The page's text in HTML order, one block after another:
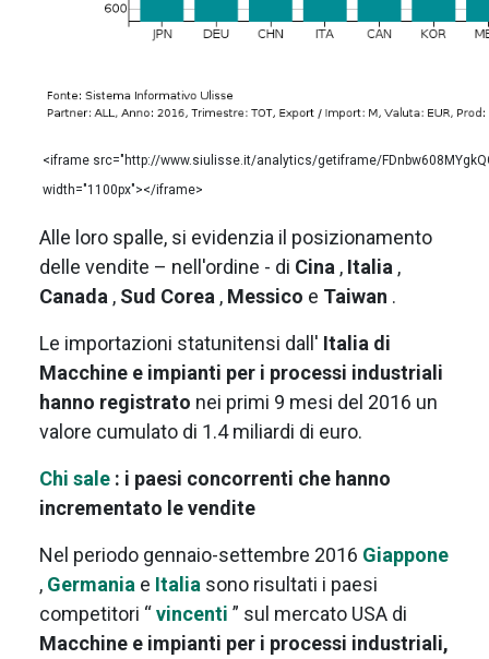
<iframe src="http://www.siulisse.it/analytics/getiframe/
width="1100px"></iframe>
Alle loro spalle, si evidenzia il posizionamento
delle vendite – nell'ordine - di Cina , Italia ,
Canada , Sud Corea , Messico e Taiwan .
Le importazioni statunitensi dall' Italia di
Macchine e impianti per i processi industriali
hanno registrato nei primi 9 mesi del 2016 un
valore cumulato di 1.4 miliardi di euro.
Chi sale : i paesi concorrenti che hanno
incrementato le vendite
Nel periodo gennaio-settembre 2016 Giappone
, Germania e Italia sono risultati i paesi
competitori “vincenti ” sul mercato USA di
Macchine e impianti per i processi industriali,